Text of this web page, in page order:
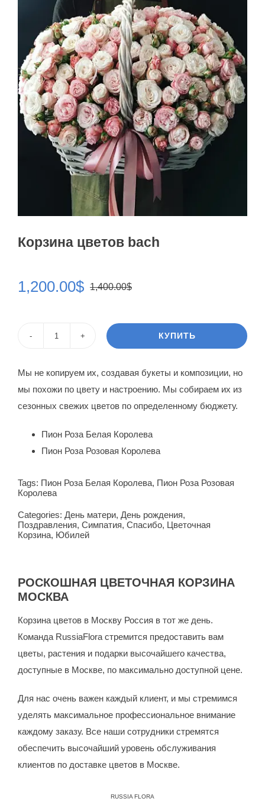
Корзина цветов bach
1,400.00$Первоначальная
составляла
1,400.00$.
1,200.00$
Текущая
1,200.00$.
Корзина
цветов
bach
КУПИТЬ
Мы не копируем их, создавая букеты и композиции, но
мы похожи по цвету и настроению. Мы собираем их из
сезонных свежих цветов по определенному бюджету.
Пион Роза Белая Королева
Пион Роза Розовая Королева
Tags: Пион Роза Белая Королева, Пион Роза Розовая
Королева
Categories: День матери, День рождения,
Поздравления, Симпатия, Спасибо, Цветочная
Корзина, Юбилей
РОСКОШНАЯ ЦВЕТОЧНАЯ КОРЗИНА
МОСКВА
Корзина цветов в Москву Россия в тот же день.
Команда RussiaFlora стремится предоставить вам
цветы, растения и подарки высочайшего качества,
доступные в Москве, по максимально доступной цене.
Для нас очень важен каждый клиент, и мы стремимся
уделять максимальное профессиональное внимание
каждому заказу. Все наши сотрудники стремятся
обеспечить высочайший уровень обслуживания
клиентов по доставке цветов в Москве.
RUSSIA FLORA